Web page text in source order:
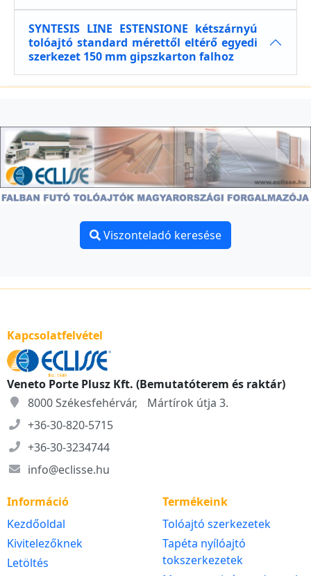
SYNTESIS LINE ESTENSIONE kétszárnyú
tolóajtó standard mérettől eltérő egyedi
szerkezet 150 mm gipszkarton falhoz
Viszonteladó keresése
Kapcsolatfelvétel
Veneto Porte Plusz Kft. (Bemutatóterem és raktár)
8000 Székesfehérvár, Mártírok útja 3.
+36-30-820-5715
+36-30-3234744
info@eclisse.hu
Információ
Kezdőoldal
Kivitelezőknek
Letöltés
Termékeink
Tolóajtó szerkezetek
Tapéta nyílóajtó
tokszerkezetek